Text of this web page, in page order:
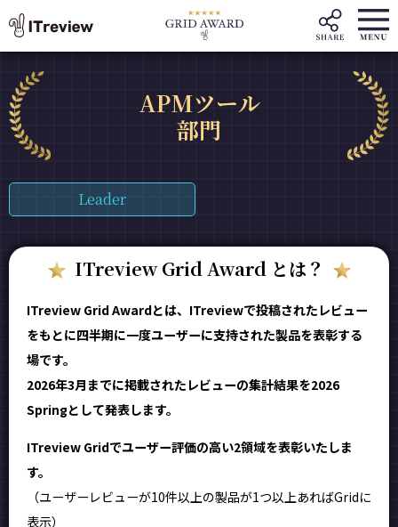
APMツール
部門
Leader
ITreview Grid Award とは？
ITreview Grid Awardとは、ITreviewで投稿されたレビュー
をもとに四半期に一度ユーザーに支持された製品を表彰する
場です。
2026年3月までに掲載されたレビューの集計結果を2026
Springとして発表します。
ITreview Gridでユーザー評価の高い2領域を表彰いたしま
す。
（ユーザーレビューが10件以上の製品が1つ以上あればGridに
表示）